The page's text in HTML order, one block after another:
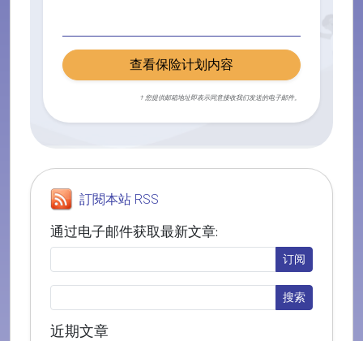
查看保险计划内容
† 您提供邮箱地址即表示同意接收我们发送的电子邮件。
訂閱本站 RSS
通过电子邮件获取最新文章:
近期文章